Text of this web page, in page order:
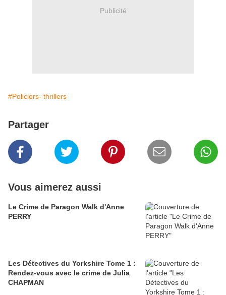
Publicité
#Policiers- thrillers
Partager
Vous aimerez aussi
Le Crime de Paragon Walk d'Anne
PERRY
Les Détectives du Yorkshire Tome 1 :
Rendez-vous avec le crime de Julia
CHAPMAN